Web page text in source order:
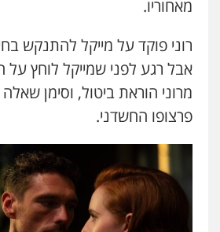
מאחוריו.
רוני פוקד על מייקל להתנקש
אבל רגע לפני שמייקל לוחץ
מרוני הוראת ביטול, וסימן
פרצופו החשדני.